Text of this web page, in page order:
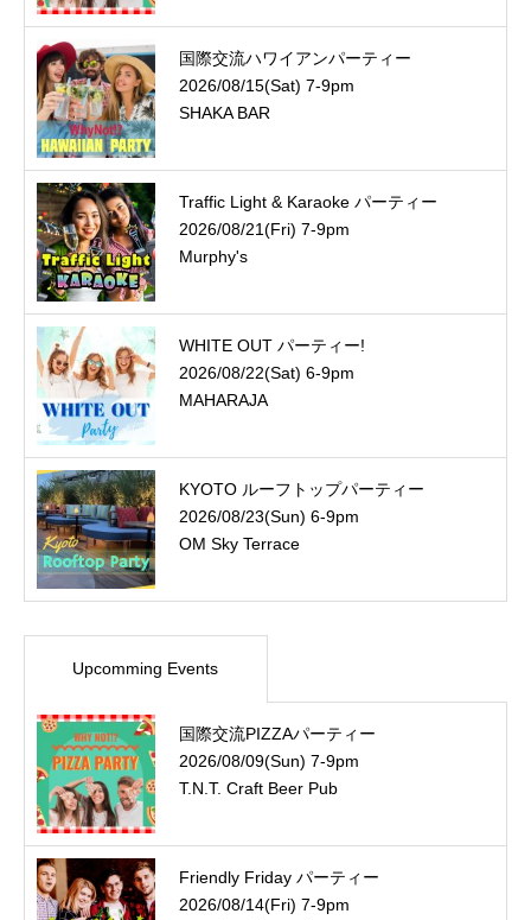
国際交流ハワイアンパーティー
2026/08/15(Sat) 7-9pm
SHAKA BAR
Traffic Light & Karaoke パーティー
2026/08/21(Fri) 7-9pm
Murphy's
WHITE OUT パーティー!
2026/08/22(Sat) 6-9pm
MAHARAJA
KYOTO ルーフトップパーティー
2026/08/23(Sun) 6-9pm
OM Sky Terrace
Upcomming Events
国際交流PIZZAパーティー
2026/08/09(Sun) 7-9pm
T.N.T. Craft Beer Pub
Friendly Friday パーティー
2026/08/14(Fri) 7-9pm